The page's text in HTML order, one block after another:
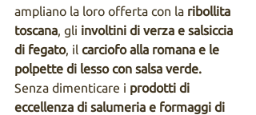
ampliano la loro offerta con la ribollita
toscana , gli involtini di verza e salsiccia
di fegato, il carciofo alla romana e le
polpette di lesso con salsa verde.
Senza dimenticare i prodotti di
eccellenza di salumeria e formaggi di